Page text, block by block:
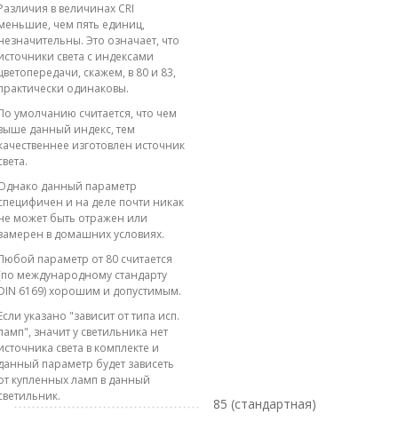
в величинах CRI
чем пять единиц,
Это означает, что
света с индексами
скажем, в 80 и 83,
одинаковы.
умолчанию считается, что чем
данный индекс, тем
изготовлен источник
данный параметр
и на деле почти никак
может быть отражен или
в домашних условиях.
параметр от 80 считается
международному стандарту
6169) хорошим и допустимым.
указано "зависит от типа исп.
значит у светильника нет
света в комплекте и
параметр будет зависеть
купленных ламп в данный
85 (стандартная)